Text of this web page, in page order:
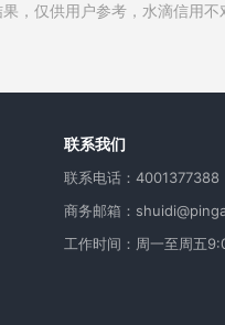
，仅供用户参考，水滴信用
联系我们
联系电话：4001377388
商务邮箱：
工作时间：周一至周五